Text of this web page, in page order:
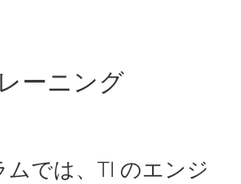
ーニング
ムでは、TI のエンジ